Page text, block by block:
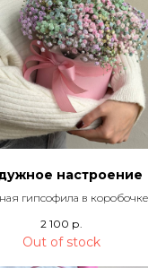
настроение
гипсофила в коробочке
2 100 р.
Out of stock